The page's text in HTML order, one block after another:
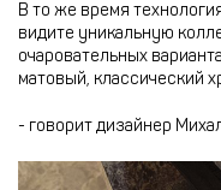
В то же время
видите уникальную
очаровательных
матовый, классический
- говорит дизайнер